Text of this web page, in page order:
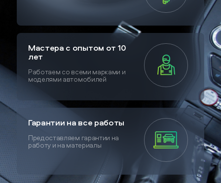
Мастера с опытом от 10
лет
Работаем со всеми марками и
моделями автомобилей
Гарантии на все работы
Предоставляем гарантии на
работу и на материалы